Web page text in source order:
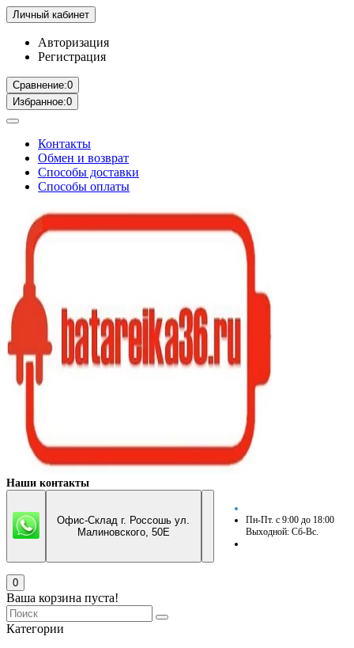
Личный кабинет
Авторизация
Регистрация
Сравнение:0
Избранное:0
Контакты
Обмен и возврат
Способы доставки
Способы оплаты
Наши контакты
Офис-Склад г. Россошь ул.
Малиновского, 50Е
Пн-Пт. с 9:00 до 18:00
Выходной: Сб-Вс.
0
Ваша корзина пуста!
Категории